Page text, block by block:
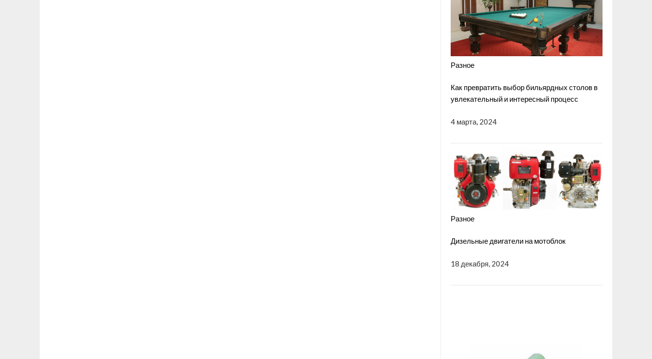
Разное
Как превратить выбор бильярдных столов в
увлекательный и интересный процесс
4 марта, 2024
Разное
Дизельные двигатели на мотоблок
18 декабря, 2024